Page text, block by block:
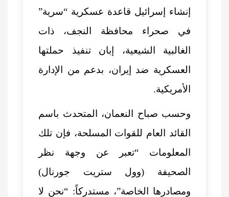
إنشاء إسرائيل قاعدة عسكرية “سرية”
في صحراء محافظة النجف، ذات
الغالبية الشيعية، إبان تنفيذ حملتها
العسكرية ضد إيران، بدعم من الإدارة
الأمريكية.
وحسب صباح النعمان، المتحدث باسم
القائد العام للقوات المسلحة، فإن تلك
المعلومات “تعبر عن وجهة نظر
الصحيفة (وول ستريت جورنال)
ومصادرها الخاصة”، مستدركاً: “نحن لا